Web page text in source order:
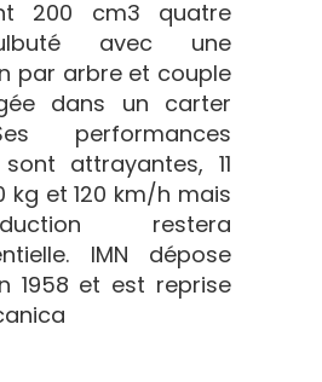
200 cm3 quatre
avec une
par arbre et couple
dans un carter
performances
attrayantes, 11
kg et 120 km/h mais
restera
IMN dépose
1958 et est reprise